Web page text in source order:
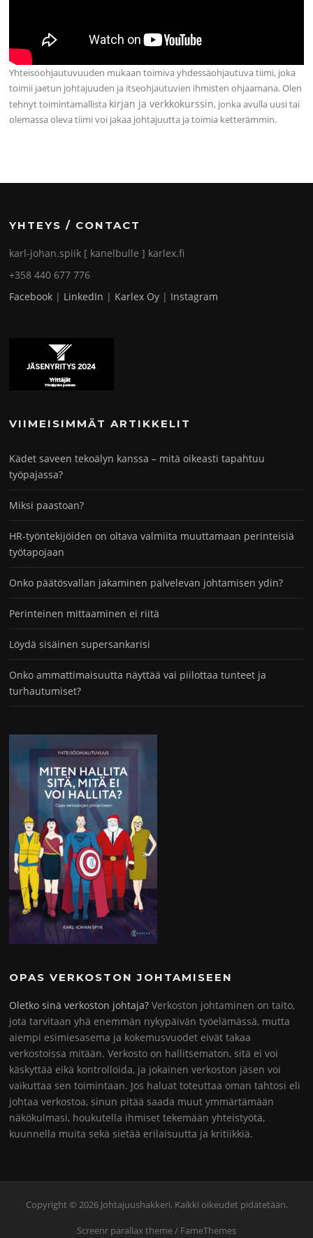
Yhteisöohjautuvuuden mukaan toimiva yhdessäohjautuva tiimi, joka
toimii jaetun johtajuuden ja itseohjautuvien ihmisten ohjaamana. Olen
tehnyt toimintamallista kirjan ja verkkokurssin, jonka avulla uusi tai
olemassa oleva tiimi voi jakaa johtajuutta ja toimia ketterämmin.
YHTEYS / CONTACT
karl-johan.spiik [ kanelbulle ] karlex.fi
+358 440 677 776
Facebook | LinkedIn | Karlex Oy | Instagram
VIIMEISIMMÄT ARTIKKELIT
Kädet saveen tekoälyn kanssa – mitä oikeasti tapahtuu
työpajassa?
Miksi paastoan?
HR-työntekijöiden on oltava valmiita muuttamaan perinteisiä
työtapojaan
Onko päätösvallan jakaminen palvelevan johtamisen ydin?
Perinteinen mittaaminen ei riitä
Löydä sisäinen supersankarisi
Onko ammattimaisuutta näyttää vai piilottaa tunteet ja
turhautumiset?
OPAS VERKOSTON JOHTAMISEEN
Oletko sinä verkoston johtaja? Verkoston johtaminen on taito,
jota tarvitaan yhä enemmän nykypäivän työelämässä, mutta
aiempi esimiesasema ja kokemusvuodet eivät takaa
verkostoissa mitään. Verkosto on hallitsematon, sitä ei voi
käskyttää eikä kontrolloida, ja jokainen verkoston jäsen voi
vaikuttaa sen toimintaan. Jos haluat toteuttaa oman tahtosi eli
johtaa verkostoa, sinun pitää saada muut ymmärtämään
näkökulmasi, houkutella ihmiset tekemään yhteistyötä,
kuunnella muita sekä sietää erilaisuutta ja kritiikkiä.
Copyright © 2026 Johtajuushakkeri. Kaikki oikeudet pidätetään.
Screenr parallax theme/ FameThemes